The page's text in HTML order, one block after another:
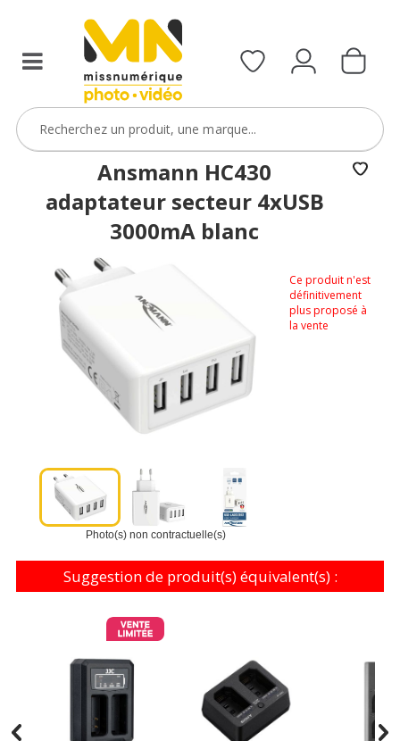
Ansmann HC430
adaptateur secteur 4xUSB
3000mA blanc
Photo(s) non contractuelle(s)
Ce produit n'est
définitivement
plus proposé à
la vente
Suggestion de produit(s) équivalent(s) :